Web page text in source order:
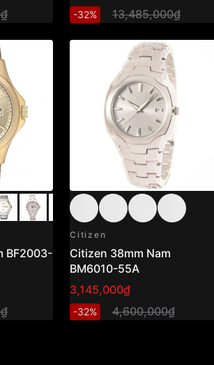
-32% 13,485,000₫
BF2003-
Citizen
Citizen 38mm Nam
BM6010-55A
3,145,000₫
-32% 4,600,000₫